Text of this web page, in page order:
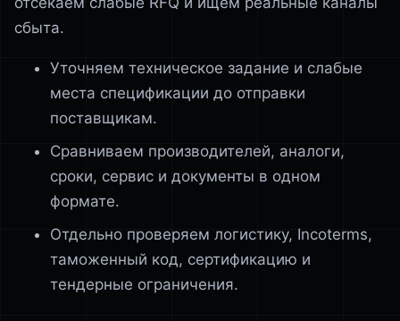
сбыта.
Уточняем техническое задание и слабые
места спецификации до отправки
поставщикам.
Сравниваем производителей, аналоги,
сроки, сервис и документы в одном
формате.
Отдельно проверяем логистику, Incoterms,
таможенный код, сертификацию и
тендерные ограничения.